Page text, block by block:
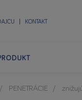
KONTAKT
PENETRÁCIE